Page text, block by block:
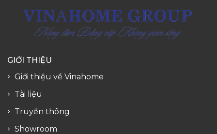
GIỚI THIỆU
Giới thiệu về Vinahome
Tài liệu
Truyền thông
Showroom